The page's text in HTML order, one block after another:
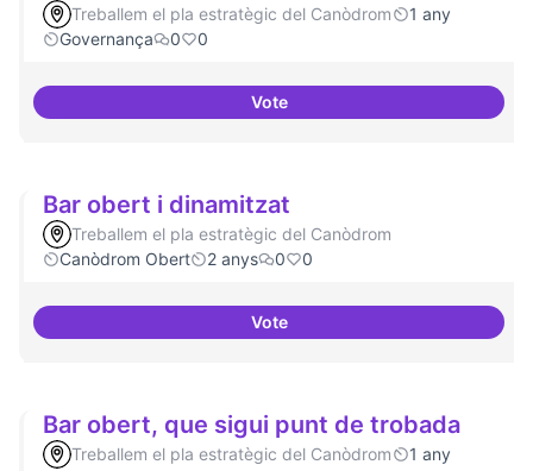
Treballem el pla estratègic del Canòdrom
1 any
Governança
0 0
VoteAsamblea definida
Bar obert i dinamitzat
Treballem el pla estratègic del Canòdrom
Canòdrom Obert
2 anys 0 0
VoteBar obert i dinamitzat
Bar obert, que sigui punt de trobada
Treballem el pla estratègic del Canòdrom
1 any